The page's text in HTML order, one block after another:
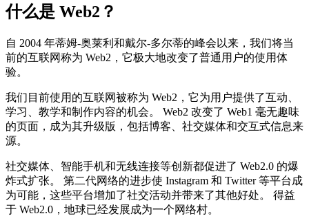
什么是 Web2？
自 2004 年蒂姆-奥莱利和戴尔-多尔蒂的峰会以来，我们将当
前的互联网称为 Web2，它极大地改变了普通用户的使用体
验。
我们目前使用的互联网被称为 Web2，它为用户提供了互动、
学习、教学和制作内容的机会。 Web2 改变了 Web1 毫无趣味
的页面，成为其升级版，包括博客、社交媒体和交互式信息来
源。
社交媒体、智能手机和无线连接等创新都促进了 Web2.0 的爆
炸式扩张。 第二代网络的进步使 Instagram 和 Twitter 等平台成
为可能，这些平台增加了社交活动并带来了其他好处。 得益
于 Web2.0，地球已经发展成为一个网络村。